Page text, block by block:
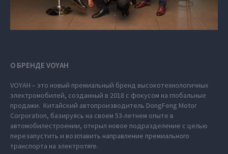
О БРЕНДЕ VOYAH
VOYAH – это новый премиальный бренд высокотехнологичных
электромобилей, созданный в 2018 с фокусом на глобальные
продажи. Китайский автопроизводитель DongFeng Motor
Corporation, базируясь на своем 53-летнем опыте в
автомобилестроении, открыл новое подразделение с целью
перезапустить и возглавить направление премиального
транспорта на электротяге.